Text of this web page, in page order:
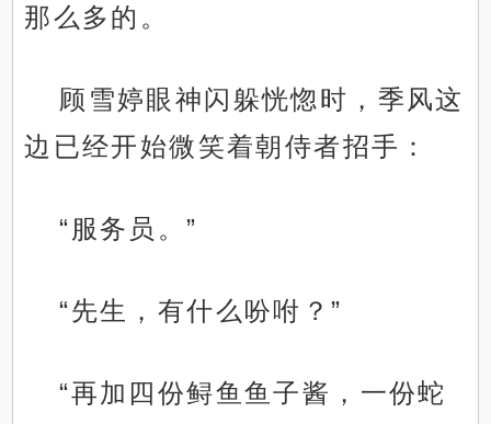
那么多的。
顾雪婷眼神闪躲恍惚时，季风这
边已经开始微笑着朝侍者招手：
“服务员。”
“先生，有什么吩咐？”
“再加四份鲟鱼鱼子酱，一份蛇